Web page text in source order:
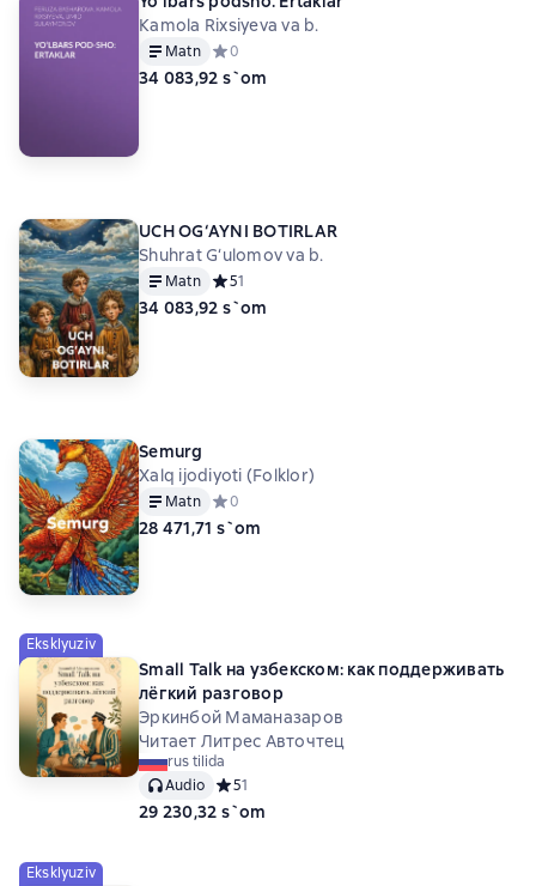
Kamola Rixsiyeva va b.
Matn Средний рейтинг 0 на основе 0 оценок
0
34 083,92 s`om
UCH OG‘AYNI BOTIRLAR
Shuhrat G‘ulomov va b.
Matn Средний рейтинг 5 на основе 1 оценок
51
34 083,92 s`om
Semurg
Xalq ijodiyoti (Folklor)
Matn Средний рейтинг 0 на основе 0 оценок
0
28 471,71 s`om
Eksklyuziv
Small Talk на узбекском: как поддерживать
лёгкий разговор
Эркинбой Маманазаров
Читает Литрес Авточтец
rus tilida
Audio
Средний рейтинг 5 на основе 1 оценок
51
29 230,32 s`om
Eksklyuziv